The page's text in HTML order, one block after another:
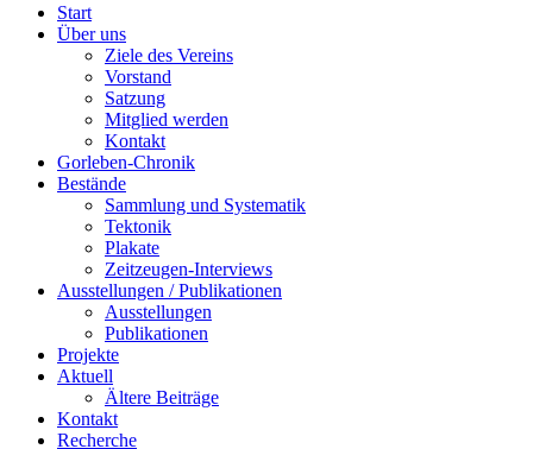
Start
Über uns
Ziele des Vereins
Vorstand
Satzung
Mitglied werden
Kontakt
Gorleben-Chronik
Bestände
Sammlung und Systematik
Tektonik
Plakate
Zeitzeugen-Interviews
Ausstellungen / Publikationen
Ausstellungen
Publikationen
Projekte
Aktuell
Ältere Beiträge
Kontakt
Recherche